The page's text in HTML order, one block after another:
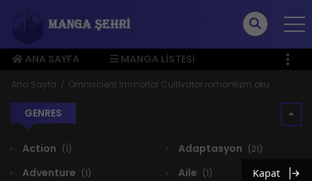
ANA SAYFA
MANGA LISTESI
ÜYE MENÜSÜ
Ana Sayfa Omniscient Immortal Cultivator romantizm oku
GENRES
Action (1) Adaptasyon (21)
Adventure (1) Aile (1) Kapat